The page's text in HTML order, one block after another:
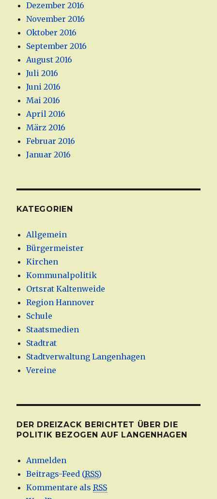
Dezember 2016
November 2016
Oktober 2016
September 2016
August 2016
Juli 2016
Juni 2016
Mai 2016
April 2016
März 2016
Februar 2016
Januar 2016
KATEGORIEN
Allgemein
Bürgermeister
Kirchen
Kommunalpolitik
Ortsrat Kaltenweide
Region Hannover
Schule
Staatsmedien
Stadtrat
Stadtverwaltung Langenhagen
Vereine
DER DREIZACK BERICHTET ÜBER DIE
POLITIK BEZOGEN AUF LANGENHAGEN
Anmelden
Beitrags-Feed (RSS)
Kommentare alsRSS